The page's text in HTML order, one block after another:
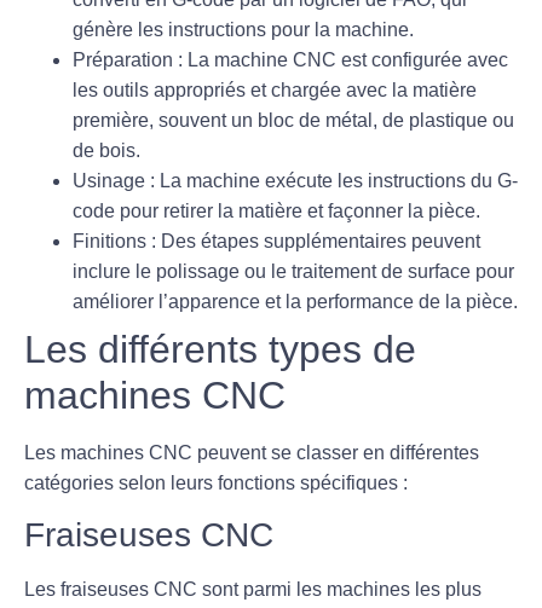
génère les instructions pour la machine.
Préparation : La machine CNC est configurée avec
les outils appropriés et chargée avec la matière
première, souvent un bloc de métal, de plastique ou
de bois.
Usinage : La machine exécute les instructions du G-
code pour retirer la matière et façonner la pièce.
Finitions : Des étapes supplémentaires peuvent
inclure le polissage ou le traitement de surface pour
améliorer l’apparence et la performance de la pièce.
Les différents types de
machines CNC
Les machines CNC peuvent se classer en différentes
catégories selon leurs fonctions spécifiques :
Fraiseuses CNC
Les fraiseuses CNC sont parmi les machines les plus